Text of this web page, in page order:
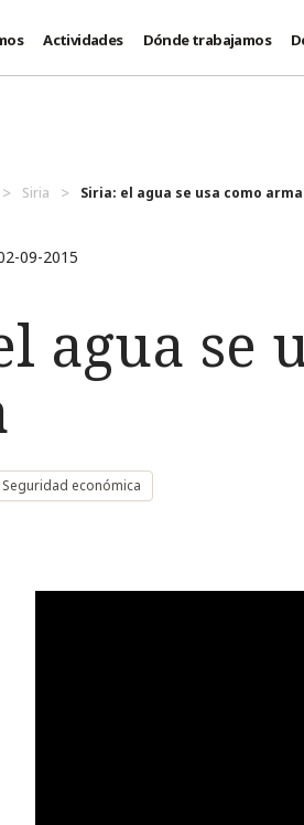
Actividades Dónde trabajamos
Siria Siria: el agua se usa como
09-2015
agua se
Seguridad económica